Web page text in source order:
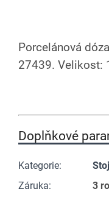
Porcelánová
27439. Velikost:
Doplňkové
Kategorie:
Záruka:
3